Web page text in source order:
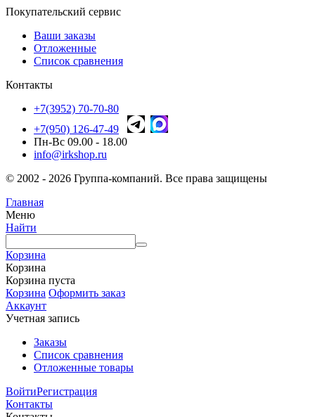
Покупательский сервис
Ваши заказы
Отложенные
Список сравнения
Контакты
+7(3952) 70-70-80
+7(950) 126-47-49
Пн-Вс 09.00 - 18.00
info@irkshop.ru
© 2002 - 2026 Группа-компаний. Все права защищены
Главная
Меню
Найти
Корзина
Корзина
Корзина пуста
Корзина Оформить заказ
Аккаунт
Учетная запись
Заказы
Список сравнения
Отложенные товары
ВойтиРегистрация
Контакты